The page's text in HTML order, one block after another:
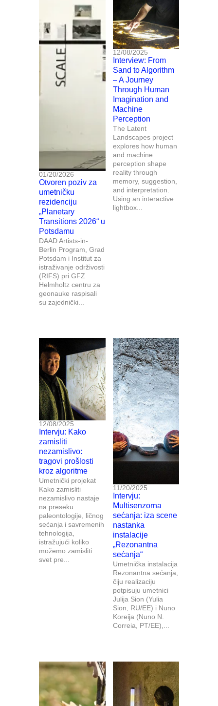
01/20/2026
Otvoren poziv za
umetničku
rezidenciju
„Planetary
Transitions 2026“ u
Potsdamu
DAAD Artists-in-
Berlin Program, Grad
Potsdam i Institut za
istraživanje održivosti
(RIFS) pri GFZ
Helmholtz centru za
geonauke raspisali
su zajednički...
12/08/2025
Interview: From
Sand to Algorithm
– A Journey
Through Human
Imagination and
Machine
Perception
The Latent
Landscapes project
explores how human
and machine
perception shape
reality through
memory, suggestion,
and interpretation.
Using an interactive
lightbox...
12/08/2025
Intervju: Kako
zamisliti
nezamislivo:
tragovi prošlosti
kroz algoritme
Umetnički projekat
Kako zamisliti
nezamislivo nastaje
na preseku
paleontologije, ličnog
sećanja i savremenih
tehnologija,
istražujući koliko
možemo zamisliti
svet pre...
11/20/2025
Intervju:
Multisenzorna
sećanja: iza scene
nastanka
instalacije
„Rezonantna
sećanja“
Umetnička instalacija
Rezonantna sećanja,
čiju realizaciju
potpisuju umetnici
Julija Sion (Yulia
Sion, RU/EE) i Nuno
Koreija (Nuno N.
Correia, PT/EE),...